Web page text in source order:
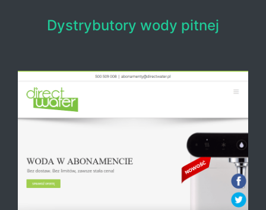
Dystrybutory wody pitnej